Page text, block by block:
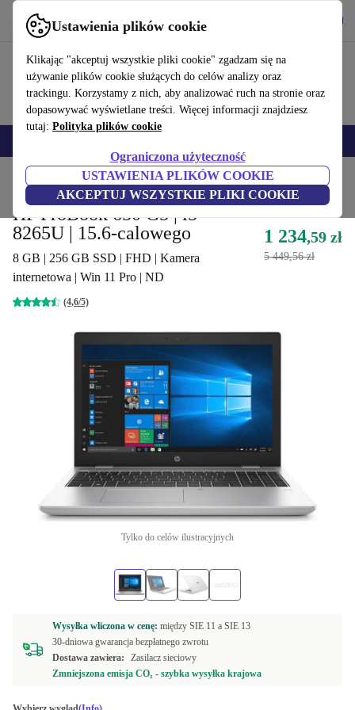
Ustawienia plików cookie
Klikając "akceptuj wszystkie pliki cookie" zgadzam się na
używanie plików cookie służących do celów analizy oraz
trackingu. Korzystamy z nich, aby analizować ruch na stronie oraz
dopasowywać wyświetlane treści. Więcej informacji znajdziesz
tutaj: Polityka plików cookie
Ograniczona użyteczność
USTAWIENIA PLIKÓW COOKIE
AKCEPTUJ WSZYSTKIE PLIKI COOKIE
Korzystaj z refurbed szybko i łatwo
Produkty Laptopy Laptopy HP
HP ProBook 650 G5 | i5-
8265U | 15.6-calowego
8 GB | 256 GB SSD | FHD | Kamera
internetowa | Win 11 Pro | ND
(4,6/5)
1 234,59 zł
5 449,56 zł
Tylko do celów ilustracyjnych
Wysyłka wliczona w cenę: między SIE 11 a SIE 13
30-dniowa gwarancja bezpłatnego zwrotu
Dostawa zawiera:
Zasilacz sieciowy
Zmniejszona emisja CO₂ - szybka wysyłka krajowa